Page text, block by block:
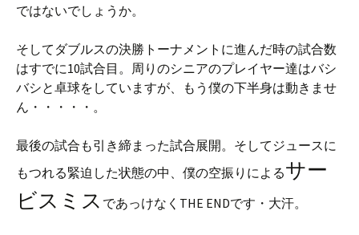
ではないでしょうか。
そしてダブルスの決勝トーナメントに進んだ時の試合数
はすでに10試合目。周りのシニアのプレイヤー達はバシ
バシと卓球をしていますが、もう僕の下半身は動きませ
ん・・・・・。
最後の試合も引き締まった試合展開。そしてジュースに
もつれる緊迫した状態の中、僕の空振りによるサー
ビスミス であっけなくTHE ENDです・大汗。